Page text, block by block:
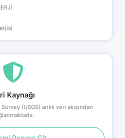
Kaynağı
(USGS) anlık veri akışından